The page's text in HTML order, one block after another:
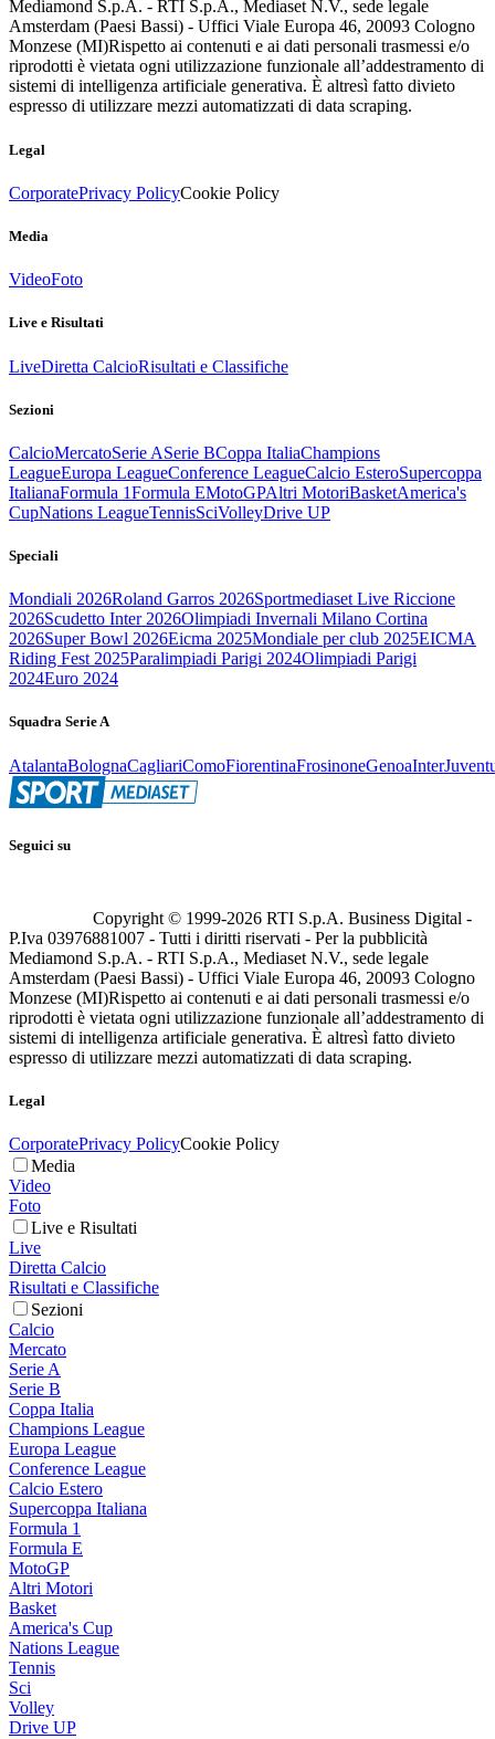
Mediamond S.p.A. - RTI S.p.A., Mediaset N.V., sede legale
Amsterdam (Paesi Bassi) - Uffici Viale Europa 46, 20093 Cologno
Monzese (MI)Rispetto ai contenuti e ai dati personali trasmessi e/o
riprodotti è vietata ogni utilizzazione funzionale all’addestramento di
sistemi di intelligenza artificiale generativa. È altresì fatto divieto
espresso di utilizzare mezzi automatizzati di data scraping.
Legal
CorporatePrivacy PolicyCookie Policy
Media
VideoFoto
Live e Risultati
LiveDiretta CalcioRisultati e Classifiche
Sezioni
CalcioMercatoSerie ASerie BCoppa ItaliaChampions
LeagueEuropa LeagueConference LeagueCalcio EsteroSupercoppa
ItalianaFormula 1Formula EMotoGPAltri MotoriBasketAmerica's
CupNations LeagueTennisSciVolleyDrive UP
Speciali
Mondiali 2026Roland Garros 2026Sportmediaset Live Riccione
2026Scudetto Inter 2026Olimpiadi Invernali Milano Cortina
2026Super Bowl 2026Eicma 2025Mondiale per club 2025EICMA
Riding Fest 2025Paralimpiadi Parigi 2024Olimpiadi Parigi
2024Euro 2024
Squadra Serie A
AtalantaBolognaCagliariComoFiorentinaFrosinoneGenoaInter
Seguici su
Copyright © 1999-2026 RTI S.p.A. Business Digital -
P.Iva 03976881007 - Tutti i diritti riservati - Per la pubblicità
Mediamond S.p.A. - RTI S.p.A., Mediaset N.V., sede legale
Amsterdam (Paesi Bassi) - Uffici Viale Europa 46, 20093 Cologno
Monzese (MI)Rispetto ai contenuti e ai dati personali trasmessi e/o
riprodotti è vietata ogni utilizzazione funzionale all’addestramento di
sistemi di intelligenza artificiale generativa. È altresì fatto divieto
espresso di utilizzare mezzi automatizzati di data scraping.
Legal
CorporatePrivacy PolicyCookie Policy
Media
Video
Foto
Live e Risultati
Live
Diretta Calcio
Risultati e Classifiche
Sezioni
Calcio
Mercato
Serie A
Serie B
Coppa Italia
Champions League
Europa League
Conference League
Calcio Estero
Supercoppa Italiana
Formula 1
Formula E
MotoGP
Altri Motori
Basket
America's Cup
Nations League
Tennis
Sci
Volley
Drive UP